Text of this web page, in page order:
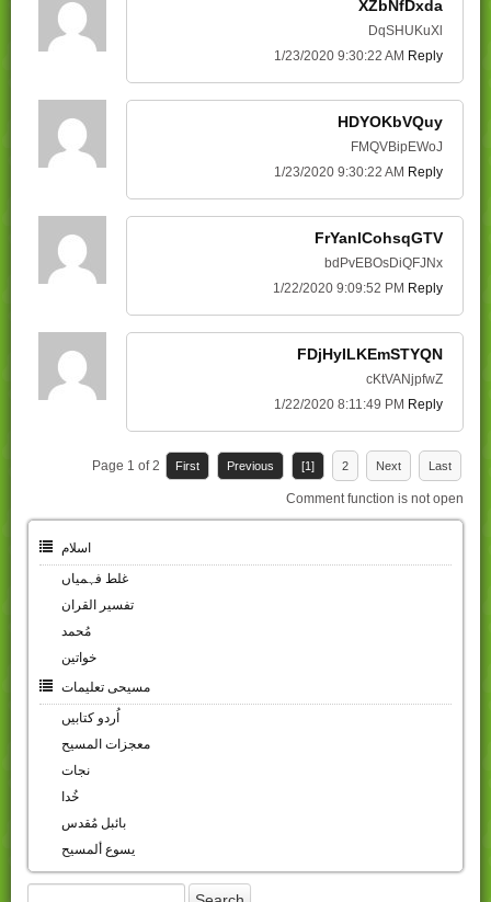
XZbNfDxda
DqSHUKuXl
1/23/2020 9:30:22 AM Reply
HDYOKbVQuy
FMQVBipEWoJ
1/23/2020 9:30:22 AM Reply
FrYanlCohsqGTV
bdPvEBOsDiQFJNx
1/22/2020 9:09:52 PM Reply
FDjHyILKEmSTYQN
cKtVANjpfwZ
1/22/2020 8:11:49 PM Reply
Page 1 of 2 First Previous [1] 2 Next Last
Comment function is not open
اسلام
غلط فہمیاں
تفسیر القران
مُحمد
خواتین
مسیحی تعلیمات
اُردو کتابیں
معجزات المسیح
نجات
خُدا
بائبل مُقدس
یسوع ألمسیح